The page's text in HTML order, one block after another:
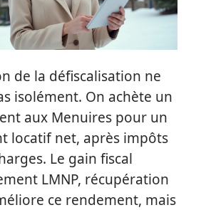
de la défiscalisation ne
isolément. On achète un
aux Menuires pour un
locatif net, après impôts
Le gain fiscal
LMNP, récupération
ce rendement, mais